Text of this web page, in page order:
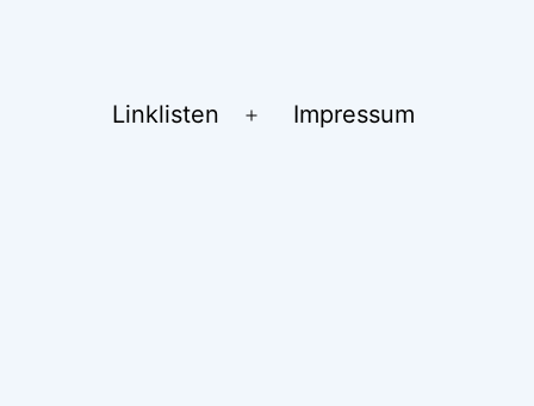
Linklisten
Menü
Impressum